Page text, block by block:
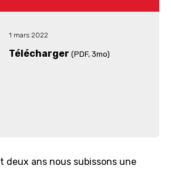
1 mars 2022
Télécharger (PDF, 3mo)
deux ans nous subissons une